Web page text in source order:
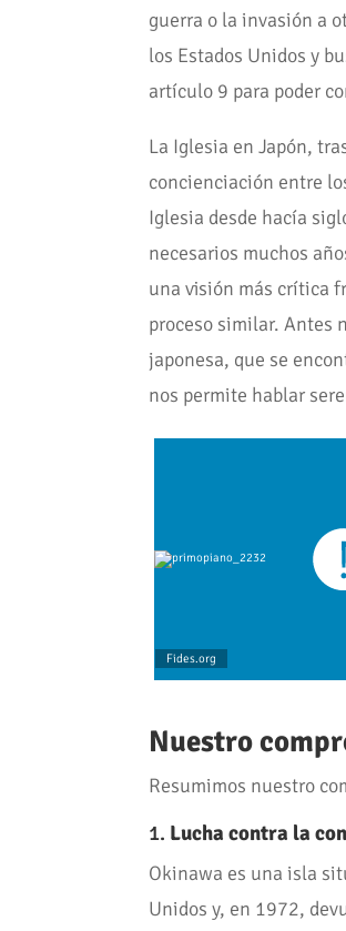
guerra o la invasión a
los Estados Unidos y
artículo 9 para poder
La Iglesia en Japón,
concienciación entre
Iglesia desde hacía
necesarios muchos
una visión más crítica
proceso similar. Antes
japonesa, que se
nos permite hablar
Fides.org
Nuestro
Resumimos nuestro
1. Lucha contra la
Okinawa es una isla
Unidos y, en 1972,